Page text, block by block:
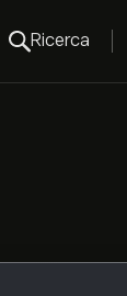
Ricerca